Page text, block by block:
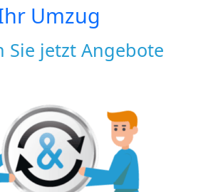
Umzug
Sie jetzt Angebote